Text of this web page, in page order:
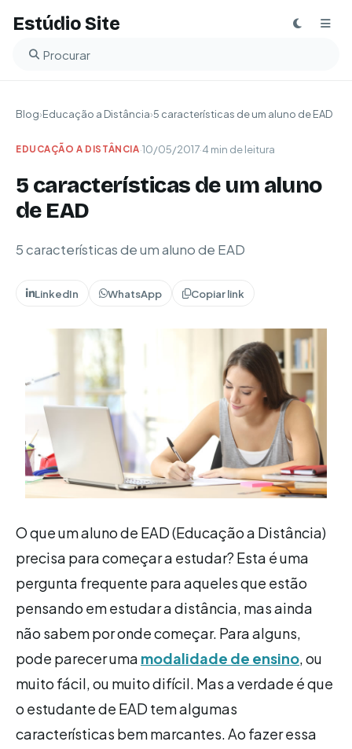
Estúdio Site
Buscar no blog
Blog›Educação a Distância›5 características de um aluno de EAD
EDUCAÇÃO A DISTÂNCIA·10/05/2017·4 min de leitura
5 características de um aluno
de EAD
5 características de um aluno de EAD
LinkedIn WhatsApp Copiar link
O que um aluno de EAD (Educação a Distância)
precisa para começar a estudar? Esta é uma
pergunta frequente para aqueles que estão
pensando em estudar a distância, mas ainda
não sabem por onde começar. Para alguns,
pode parecer uma modalidade de ensino, ou
muito fácil, ou muito difícil. Mas a verdade é que
o estudante de EAD tem algumas
características bem marcantes. Ao fazer essa